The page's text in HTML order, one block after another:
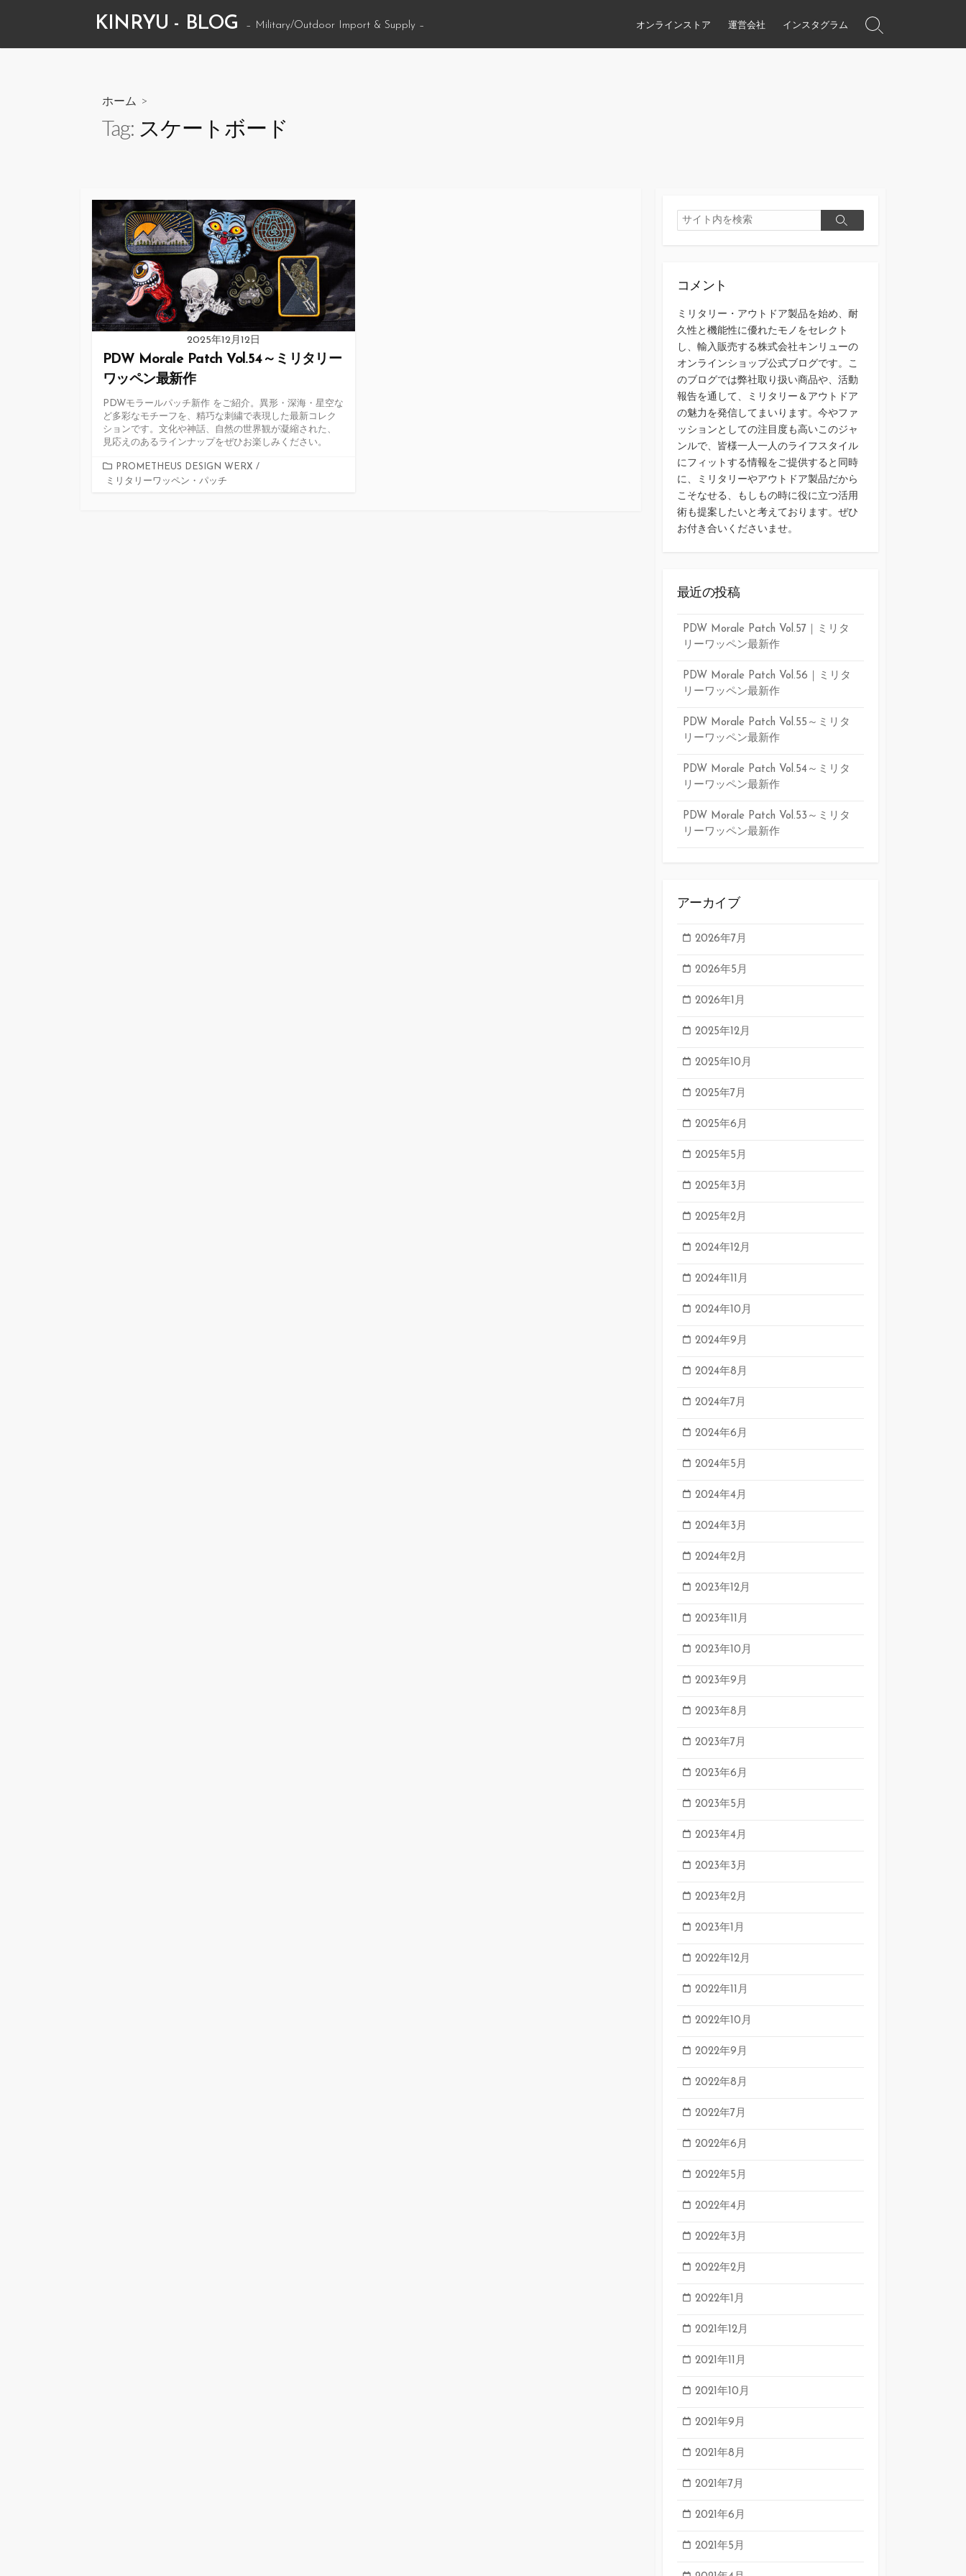
テ
KINRYU - BLOG – Military/Outdoor Import & Supply – オンラインストア 運営会社 インスタグラム
検
索
ホーム >
Tag: スケートボード
2025年12月12日
PDW Morale Patch Vol.54～ミリタリー
ワッペン最新作
PDWモラールパッチ新作 をご紹介。異形・深海・星空な
ど多彩なモチーフを、精巧な刺繍で表現した最新コレク
ションです。文化や神話、自然の世界観が凝縮された、
見応えのあるラインナップをぜひお楽しみください。
カ
テ
PROMETHEUS DESIGN WERX /
ミリタリーワッペン・パッチ
検
索
検
コメント
ミリタリー・アウトドア製品を始め、耐
久性と機能性に優れたモノをセレクト
し、輸入販売する株式会社キンリューの
オンラインショップ公式ブログです。こ
のブログでは弊社取り扱い商品や、活動
報告を通して、ミリタリー＆アウトドア
の魅力を発信してまいります。今やファ
ッションとしての注目度も高いこのジャ
ンルで、皆様一人一人のライフスタイル
にフィットする情報をご提供すると同時
に、ミリタリーやアウトドア製品だから
こそなせる、もしもの時に役に立つ活用
術も提案したいと考えております。ぜひ
お付き合いくださいませ。
最近の投稿
PDW Morale Patch Vol.57｜ミリタ
リーワッペン最新作
PDW Morale Patch Vol.56｜ミリタ
リーワッペン最新作
PDW Morale Patch Vol.55～ミリタ
リーワッペン最新作
PDW Morale Patch Vol.54～ミリタ
リーワッペン最新作
PDW Morale Patch Vol.53～ミリタ
リーワッペン最新作
アーカイブ
2026年7月
2026年5月
2026年1月
2025年12月
2025年10月
2025年7月
2025年6月
2025年5月
2025年3月
2025年2月
2024年12月
2024年11月
2024年10月
2024年9月
2024年8月
2024年7月
2024年6月
2024年5月
2024年4月
2024年3月
2024年2月
2023年12月
2023年11月
2023年10月
2023年9月
2023年8月
2023年7月
2023年6月
2023年5月
2023年4月
2023年3月
2023年2月
2023年1月
2022年12月
2022年11月
2022年10月
2022年9月
2022年8月
2022年7月
2022年6月
2022年5月
2022年4月
2022年3月
2022年2月
2022年1月
2021年12月
2021年11月
2021年10月
2021年9月
2021年8月
2021年7月
2021年6月
2021年5月